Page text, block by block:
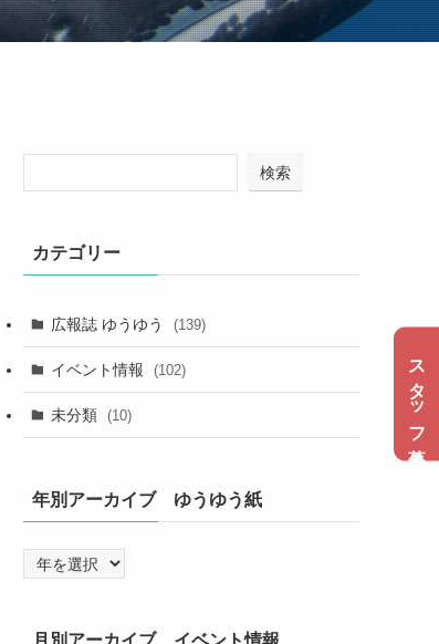
検索
カテゴリー
広報誌 ゆうゆう (139)
イベント情報 (102)
未分類 (10)
年別アーカイブ ゆうゆう紙
月別アーカイブ イベント情報
スタッフ募集